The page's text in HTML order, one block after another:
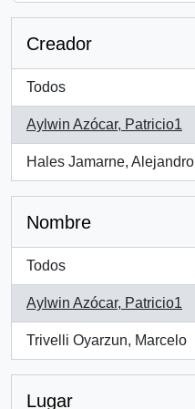
Creador
Todos
Aylwin Azócar, Patricio1
, 1 resultados
Hales Jamarne, Alejandro
, 1 resultados
Nombre
Todos
Aylwin Azócar, Patricio1
, 1 resultados
Trivelli Oyarzun, Marcelo
, 1 resultados
Lugar